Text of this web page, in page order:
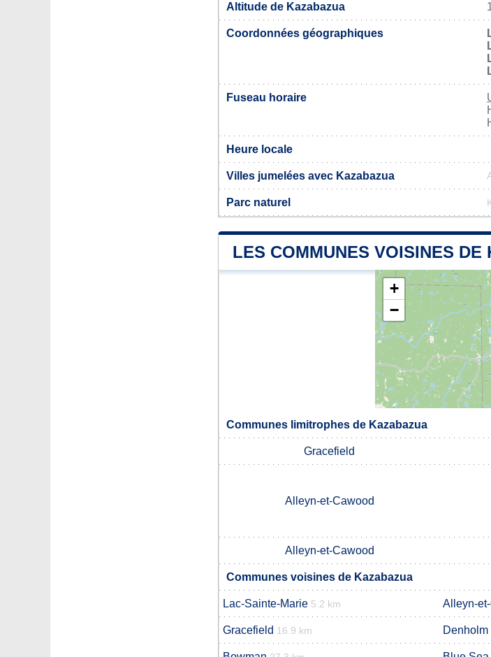
Altitude de Kazabazua
Coordonnées géographiques
Fuseau horaire
Heure locale
Villes jumelées avec Kazabazua
Parc naturel
LES COMMUNES VOISINES DE
+
−
Communes limitrophes de Kazabazua
Gracefield
Alleyn-et-Cawood
Alleyn-et-Cawood
Communes voisines de Kazabazua
Lac-Sainte-Marie 5.2 km Alleyn-
Gracefield 16.9 km Denholm